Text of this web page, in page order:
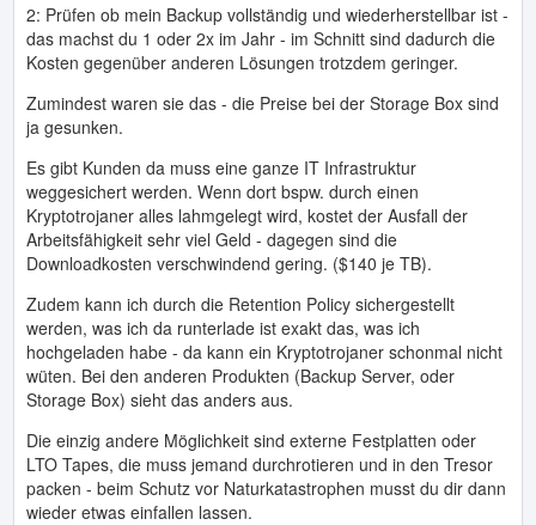
2: Prüfen ob mein Backup vollständig und wiederherstellbar ist -
das machst du 1 oder 2x im Jahr - im Schnitt sind dadurch die
Kosten gegenüber anderen Lösungen trotzdem geringer.
Zumindest waren sie das - die Preise bei der Storage Box sind
ja gesunken.
Es gibt Kunden da muss eine ganze IT Infrastruktur
weggesichert werden. Wenn dort bspw. durch einen
Kryptotrojaner alles lahmgelegt wird, kostet der Ausfall der
Arbeitsfähigkeit sehr viel Geld - dagegen sind die
Downloadkosten verschwindend gering. ($140 je TB).
Zudem kann ich durch die Retention Policy sichergestellt
werden, was ich da runterlade ist exakt das, was ich
hochgeladen habe - da kann ein Kryptotrojaner schonmal nicht
wüten. Bei den anderen Produkten (Backup Server, oder
Storage Box) sieht das anders aus.
Die einzig andere Möglichkeit sind externe Festplatten oder
LTO Tapes, die muss jemand durchrotieren und in den Tresor
packen - beim Schutz vor Naturkatastrophen musst du dir dann
wieder etwas einfallen lassen.